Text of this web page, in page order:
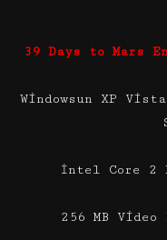
39 Days to Mars
Windowsun XP
İntel Core 2
256 MB